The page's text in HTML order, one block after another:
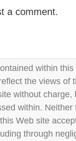
a comment.
within
the views of
without
within.
Web site
through